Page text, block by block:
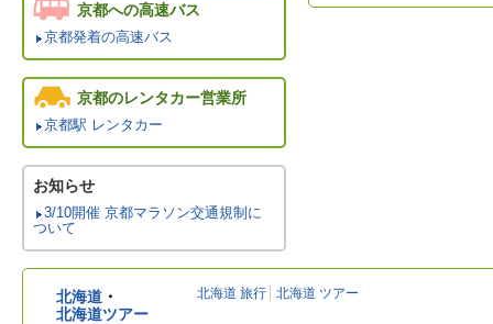
京都への高速バス
京都発着の高速バス
京都のレンタカー営業所
京都駅 レンタカー
お知らせ
3/10開催 京都マラソン交通規制に
ついて
北海道 ・
北海道ツアー
北海道 旅行 北海道 ツアー